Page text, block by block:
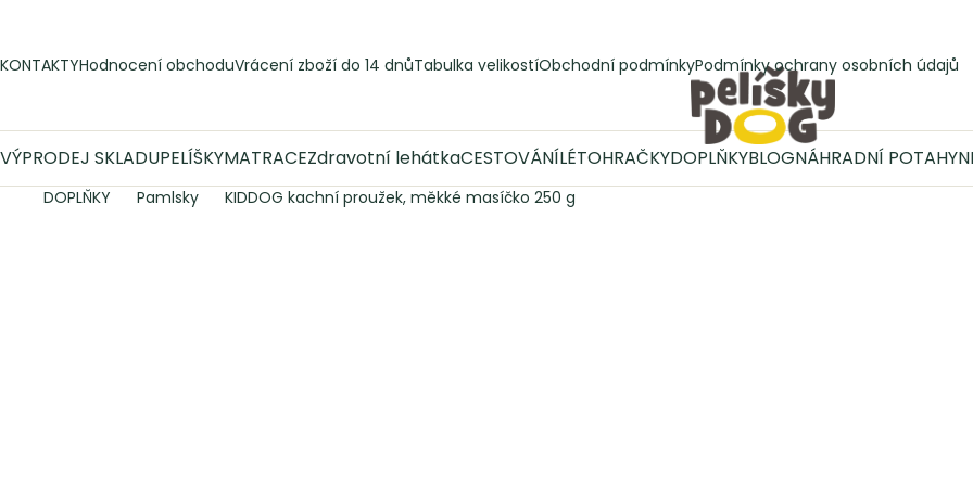
KONTAKTYHodnocení obchoduVrácení zboží do 14 dnůTabulka velikostíObchodní podmínkyPodmínky ochrany osobních údajů
VÝPRODEJ SKLADUPELÍŠKYMATRACEZdravotní lehátkaCESTOVÁNÍLÉTOHRAČKYDOPLŇKYBLOGNÁHRADNÍ POTAHY
DOPLŇKY Pamlsky KIDDOG kachní proužek, měkké masíčko 250 g